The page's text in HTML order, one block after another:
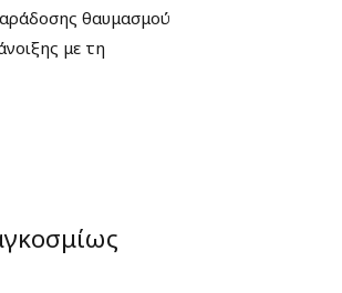
θαυμασμού
με τη